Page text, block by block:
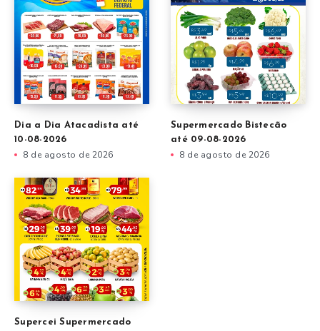
Dia a Dia Atacadista até
10-08-2026
8 de agosto de 2026
Supermercado Bistecão
até 09-08-2026
8 de agosto de 2026
Supercei Supermercado